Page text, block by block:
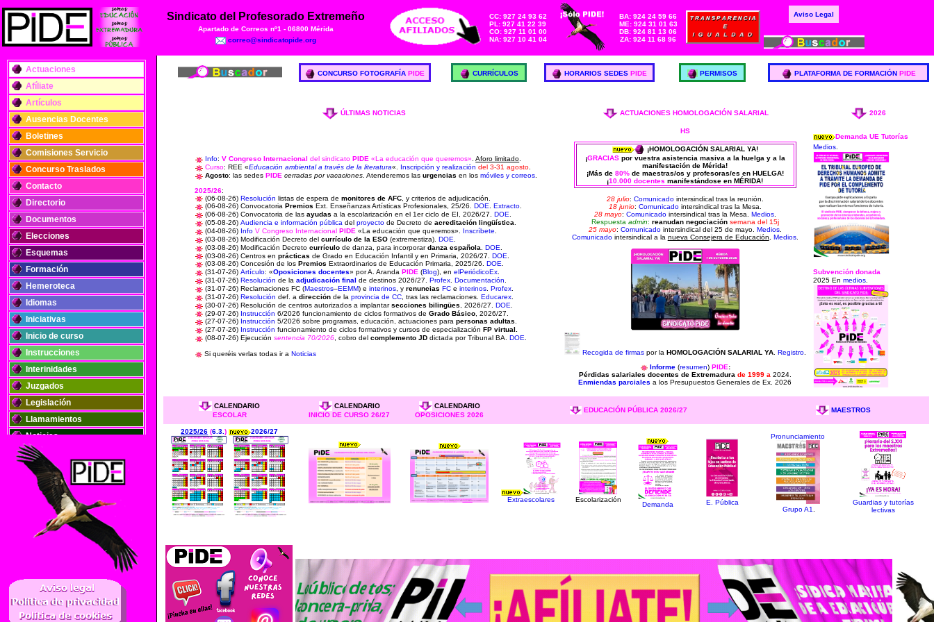
Sindicato del Profesorado Extremeño
Apartado de Correos nº1 - 06800 Mérida
correo@sindicatopide.org
CC: 927 24 93 62
PL: 927 41 22 39
CO: 927 11 01 00
NA: 927 10 41 04
BA: 924 24 59 66
ME: 924 31 01 63
DB: 924 81 13 06
ZA: 924 11 68 96
Aviso Legal
Actuaciones
Afíliate
Artículos
Ausencias Docentes
Boletines
Comisiones Servicio
Concurso Traslados
Contacto
Directorio
Documentos
Elecciones
Esquemas
Formación
Hemeroteca
Idiomas
Iniciativas
Inicio de curso
Instrucciones
Interinidades
Juzgados
Legislación
Llamamientos
Noticias
Oposiciones
Plantillas
Publicaciones
Registros
Retribuciones
Solidaridad
CONCURSO FOTOGRAFÍA PIDE CURRÍCULOS HORARIOS SEDES PIDE PERMISOS PLATAFORMA DE FORMACIÓN PIDE
ÚLTIMAS NOTICIAS ACTUACIONES HOMOLOGACIÓN SALARIAL 2026
Info: V Congreso Internacional del sindicatoPIDE «La educación que queremos» .Aforo limitado
Curso: REE «Educación ambiental a través de la literatura«. Inscripción y realización del 3-31 agosto
Agosto: las sedesPIDE cerradas por vacaciones . Atenderemos lasurgencias en losmóviles y correos
2025/26:
(06-08-26)Resolución listas de espera demonitores de AFC , y criterios de adjudicación.
(06-08-26) Convocatoria Premios Ext. Enseñanzas Artísticas Profesionales, 25/26. DOE. Extracto.
(06-08-26) Convocatoria de lasayudasa la escolarización en el 1er ciclo de EI, 2026/27.DOE.
(05-08-26)Audiencia e información pública delproyecto deDecreto deacreditación lingüística
(04-08-26) Info V Congreso InternacionalPIDE«La educación que queremos». Inscríbete
(03-08-26) Modificación Decreto delcurrículo de la ESO (extremestiza).DOE
(03-08-26) Modificación Decretocurrículo de danza, para incorporardanza española .DOE
(03-08-26) Centros enprácticas de Grado en Educación Infantil y en Primaria, 2026/27.DOE
(03-08-26) Concesión de los Premios Extraordinarios de Educación Primaria, 2025/26. DOE.
(31-07-26)Artículo: «Oposiciones docentes» por A. ArandaPIDE (Blog), enelPeriódicoEx.
(31-07-26)Resolución de laadjudicación final de destinos 2026/27.Profex .Documentación
(31-07-26)Reclamaciones FC (Maestros–EEMM) einterinos , yrenuncias FC einterinos .Profex
(31-07-26)Resolución def. adirección de laprovincia de CC , tras las reclamaciones.Educarex
(30-07-26) Resolución de centrosautorizados a implantarsecciones bilingües , 2026/27.DOE
(29-07-26) Instrucción 6/2026 funcionamiento de ciclos formativos deGrado Básico , 2026/27.
(27-07-26) Instrucción 5/2026 sobre programas, educación, actuaciones parapersonas adultas.
(27-07-26) Instrucción funcionamiento de ciclos formativos y cursos de especializaciónFP virtual.
(08-07-26) Ejecuciónsentencia 70/2026 , cobro delcomplemento JD dictada por Tribunal BA.DOE
Si queréis verlas todas ir aNoticias
HS
¡HOMOLOGACIÓN SALARIAL YA!
¡GRACIASpor vuestra asistencia masiva a la huelga y a la
manifestación de Mérida!
¡Más de 80%de maestras/os y profesoras/es en HUELGA!
¡10.000 docentes manifestándose en MÉRIDA!
28 julio: Comunicadointersindical tras la reunión.
18 junio: Comunicadointersindical tras la Mesa.
28 mayo: Comunicadointersindical tras la Mesa. Medios.
Respuesta admin: reanudan negociación semana del 15j
25 mayo: Comunicadointersindical del 25 de mayo. Medios.
Comunicadointersindical a la nueva Consejera de Educación Medios.
Recogida de firmaspor la HOMOLOGACIÓN SALARIAL YA. Registro.
Informe (resumen) PIDE:
Pérdidas salariales docentes de Extremadura de 1999 a2024.
Enmiendas parciales a los Presupuestos Generales de Ex. 2026
Demanda UE Tutorías
Medios
Subvención donada
2025 Enmedios
CALENDARIO
ESCOLAR
CALENDARIO
INICIO DE CURSO 26/27
CALENDARIO
OPOSICIONES 2026
EDUCACIÓN PÚBLICA 2026/27 MAESTROS
2025/26 (6.3.) 2026/27
Extraescolares Escolarización
Demanda E. Pública
Pronunciamiento
Grupo A1
Guardias y tutorías
lectivas